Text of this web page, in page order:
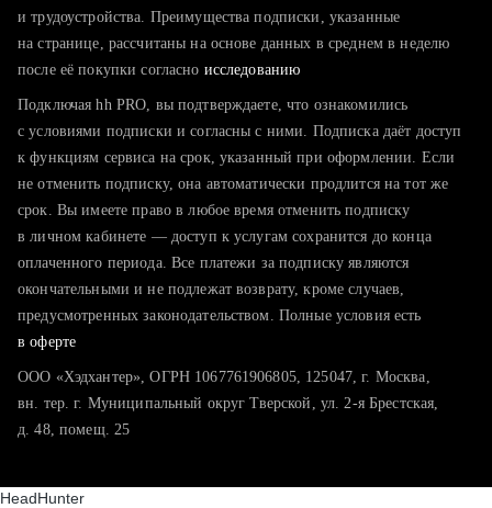
тратите много времени на поиск и вручную поднимаете
хотите сравнить себя с конкурентами и оценить шансы
и трудоустройства. Преимущества подписки, указанные
на странице, рассчитаны на основе данных в среднем в неделю
после её покупки согласно исследованию
Подключая hh PRO, вы подтверждаете, что ознакомились
с условиями подписки и согласны с ними. Подписка даёт доступ
к функциям сервиса на срок, указанный при оформлении. Если
не отменить подписку, она автоматически продлится на тот же
срок. Вы имеете право в любое время отменить подписку
в личном кабинете — доступ к услугам сохранится до конца
оплаченного периода. Все платежи за подписку являются
окончательными и не подлежат возврату, кроме случаев,
предусмотренных законодательством. Полные условия есть
в оферте
ООО «Хэдхантер», ОГРН 1067761906805, 125047, г. Москва,
вн. тер. г. Муниципальный округ Тверской, ул. 2-я Брестская,
д. 48, помещ. 25
HeadHunter